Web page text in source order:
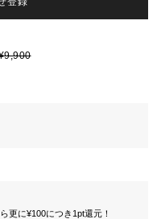
更に¥100につき1pt還元！